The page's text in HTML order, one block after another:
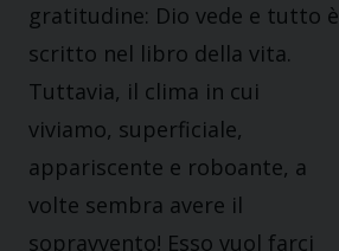
gratitudine: Dio vede e tutto è
scritto nel libro della vita.
Tuttavia, il clima in cui
viviamo, superficiale,
appariscente e roboante, a
volte sembra avere il
sopravvento! Esso vuol farci